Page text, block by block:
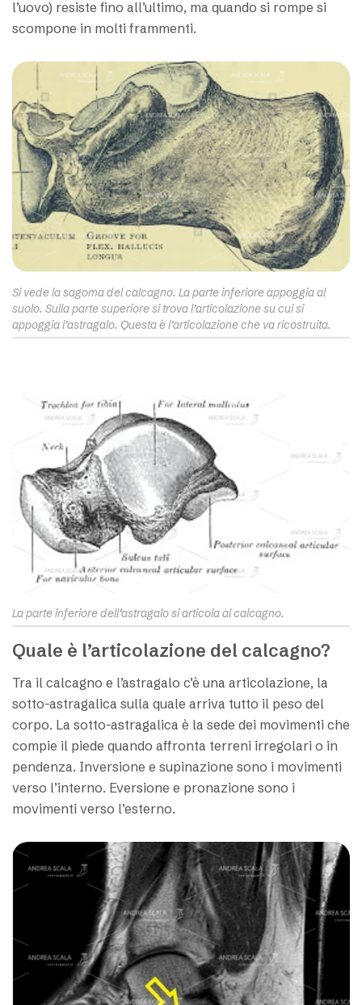
l’uovo) resiste fino all’ultimo, ma quando si rompe si
scompone in molti frammenti.
Si vede la sagoma del calcagno. La parte inferiore appoggia al
suolo. Sulla parte superiore si trova l’articolazione su cui si
appoggia l’astragalo. Questa è l’articolazione che va ricostruita.
La parte inferiore dell’astragalo si articola al calcagno.
Quale è l’articolazione del calcagno?
Tra il calcagno e l’astragalo c’è una articolazione, la
sotto-astragalica sulla quale arriva tutto il peso del
corpo. La sotto-astragalica è la sede dei movimenti che
compie il piede quando affronta terreni irregolari o in
pendenza. Inversione e supinazione sono i movimenti
verso l’interno. Eversione e pronazione sono i
movimenti verso l’esterno.